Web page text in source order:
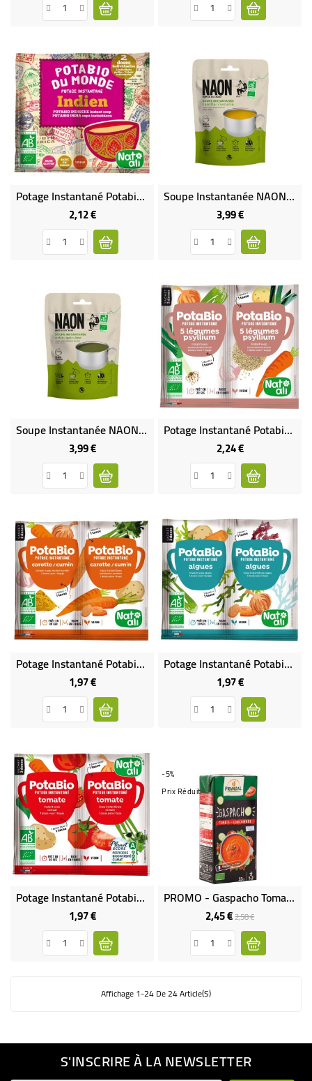
Potage Instantané Potabio Du Monde Indien BIO
2,12 €Prix
Soupe Instantanée NAON Carottes - Curcuma BIO
3,99 €Prix
Soupe Instantanée NAON Ortie - Spiruline BIO
3,99 €Prix
Potage Instantané Potabio 5 Légumes - Psyllium BIO
2,24 €Prix
Potage Instantané Potabio Carottes Cumin BIO
1,97 €Prix
Potage Instantané Potabio Algues BIO
1,97 €Prix
Potage Instantané Potabio Tomate BIO
1,97 €Prix
-5%
Prix Réduit
PROMO - Gaspacho Tomates Concombre Bio
2,45 €Prix
de
base
2,58 €Prix
Affichage 1-24 De 24 Article(s)
S'INSCRIRE À LA NEWSLETTER